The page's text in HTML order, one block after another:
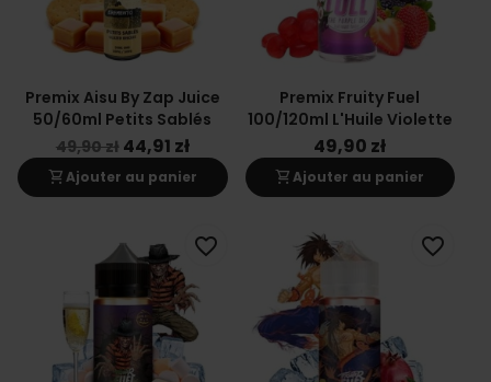
Premix Aisu By Zap Juice
50/60ml Petits Sablés
49,90 zł 44,91 zł
shopping_cartAjouter au panier
Premix Fruity Fuel
100/120ml L'Huile Violette
49,90 zł
shopping_cartAjouter au panier
favorite_border favorite_border